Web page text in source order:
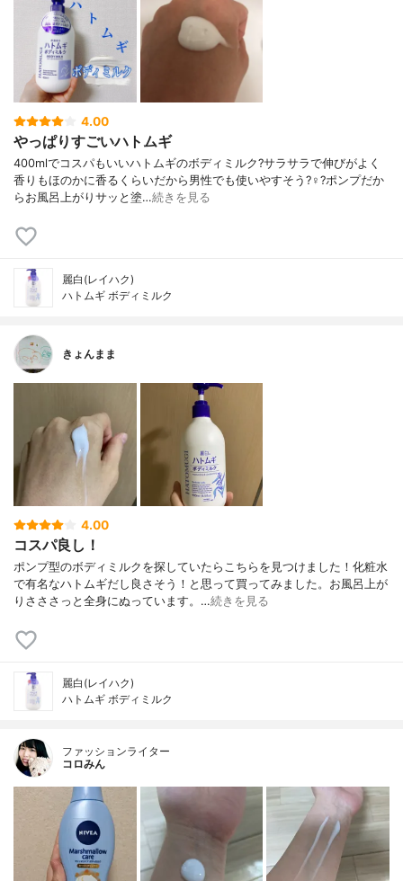
4.00
やっぱりすごいハトムギ
400mlでコスパもいいハトムギのボディミルク?サラサラで伸びがよく
香りもほのかに香るくらいだから男性でも使いやすそう?‍♀️?ポンプだか
らお風呂上がりサッと塗…続きを見る
麗白(レイハク)
ハトムギ ボディミルク
きょんまま
4.00
コスパ良し！
ポンプ型のボディミルクを探していたらこちらを見つけました！化粧水
で有名なハトムギだし良さそう！と思って買ってみました。お風呂上が
りさささっと全身にぬっています。…続きを見る
麗白(レイハク)
ハトムギ ボディミルク
ファッションライター
コロみん